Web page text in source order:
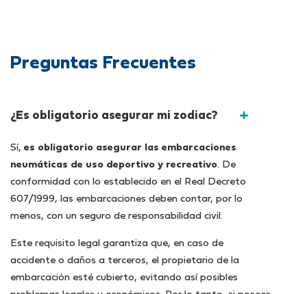
Preguntas Frecuentes
¿Es obligatorio asegurar mi zodiac?
Sí, es obligatorio asegurar las embarcaciones
neumáticas de uso deportivo y recreativo. De
conformidad con lo establecido en el Real Decreto
607/1999, las embarcaciones deben contar, por lo
menos, con un seguro de responsabilidad civil.
Este requisito legal garantiza que, en caso de
accidente o daños a terceros, el propietario de la
embarcación esté cubierto, evitando así posibles